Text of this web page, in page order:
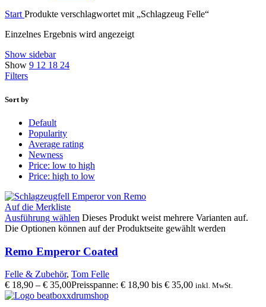
StartProdukte verschlagwortet mit „Schlagzeug Felle“
Einzelnes Ergebnis wird angezeigt
Show sidebar
Show 9 12 18 24
Filters
Sort by
Default
Popularity
Average rating
Newness
Price: low to high
Price: high to low
Auf die Merkliste
Ausführung wählen Dieses Produkt weist mehrere Varianten auf.
Die Optionen können auf der Produktseite gewählt werden
Remo Emperor Coated
Felle & Zubehör, Tom Felle
€ 18,90 – € 35,00Preisspanne: € 18,90 bis € 35,00 inkl. MwSt.